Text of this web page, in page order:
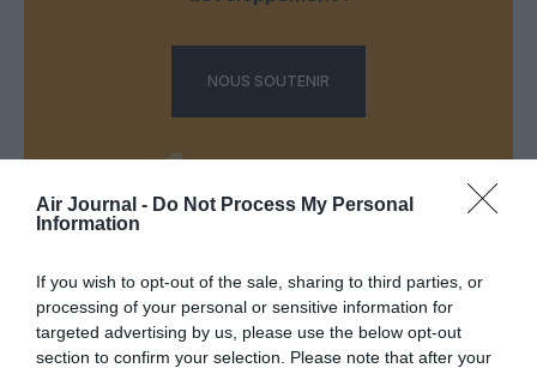
Air Journal - Do Not Process My Personal
Information
If you wish to opt-out of the sale, sharing to third parties, or
processing of your personal or sensitive information for
targeted advertising by us, please use the below opt-out
section to confirm your selection. Please note that after your
NOUS SOUTENIR
DERNIERS COMMENTAIRES